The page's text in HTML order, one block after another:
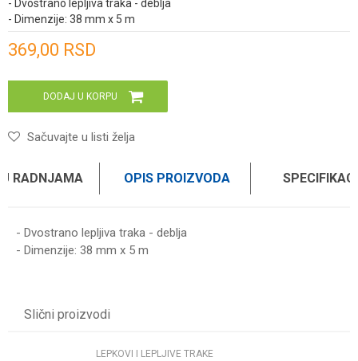
- Dvostrano lepljiva traka - deblja
- Dimenzije: 38 mm x 5 m
369,00 RSD
DODAJ U KORPU
Sačuvajte u listi želja
RADNJAMA OPIS PROIZVODA
- Dvostrano lepljiva traka - deblja
- Dimenzije: 38 mm x 5 m
Slični proizvodi
LEPKOVI I LEPLJIVE TRAKE